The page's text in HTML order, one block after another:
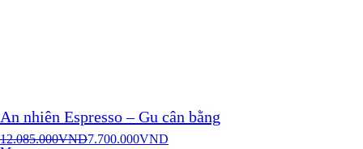
An nhiên Espresso – Gu cân bằng
12.085.000VND7.700.000VND